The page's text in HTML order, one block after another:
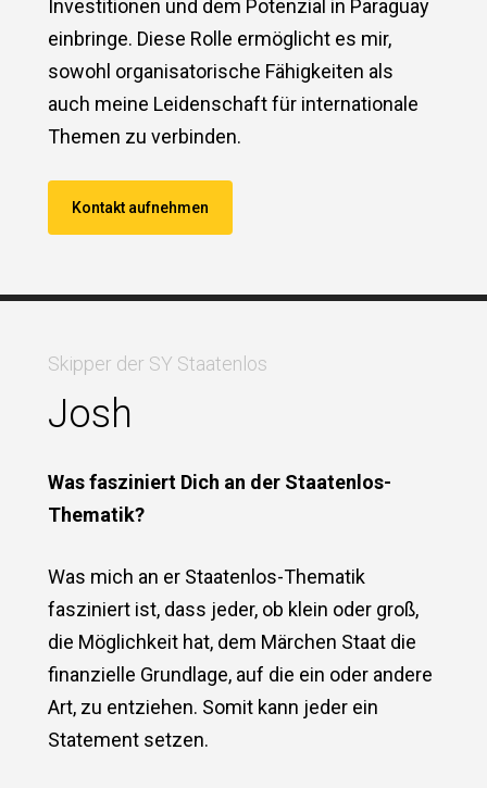
Investitionen und dem Potenzial in Paraguay
einbringe. Diese Rolle ermöglicht es mir,
sowohl organisatorische Fähigkeiten als
auch meine Leidenschaft für internationale
Themen zu verbinden.
Kontakt aufnehmen
Skipper der SY Staatenlos
Josh
Was fasziniert Dich an der Staatenlos-
Thematik?
Was mich an er Staatenlos-Thematik
fasziniert ist, dass jeder, ob klein oder groß,
die Möglichkeit hat, dem Märchen Staat die
finanzielle Grundlage, auf die ein oder andere
Art, zu entziehen. Somit kann jeder ein
Statement setzen.